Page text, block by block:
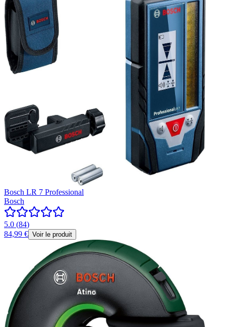
Bosch LR 7 Professional
Bosch
5.0 (84)
84,99 € Voir le produit